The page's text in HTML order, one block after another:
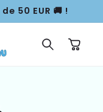
50 EUR 🚚 !
Panier